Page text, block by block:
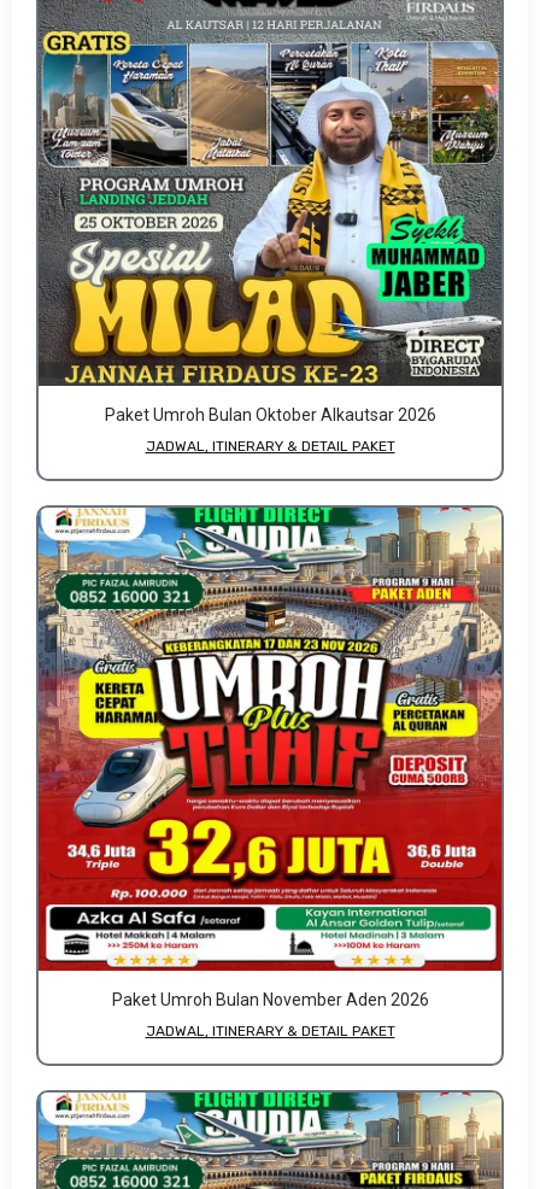
Paket Umroh Bulan Oktober Alkautsar 2026
JADWAL, ITINERARY & DETAIL PAKET
Paket Umroh Bulan November Aden 2026
JADWAL, ITINERARY & DETAIL PAKET